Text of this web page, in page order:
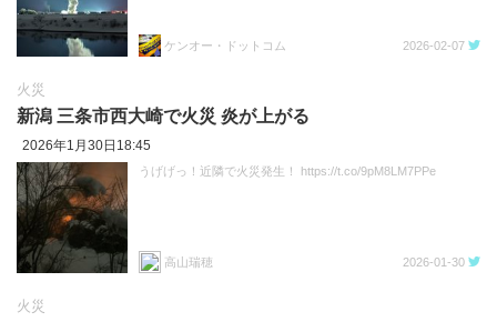
ケンオー・ドットコム 2026-02-07
火災
新潟 三条市西大崎で火災 炎が上がる
2026年1月30日18:45
うげげっ！近隣で火災発生！ https://t.co/9pM8LM7PPe
高山瑞穂 2026-01-30
火災